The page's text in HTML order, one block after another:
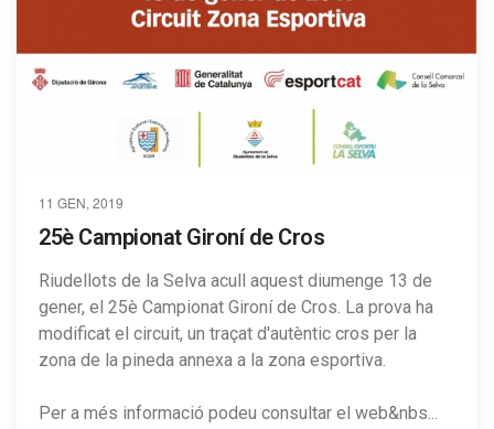
11 GEN, 2019
25è Campionat Gironí de Cros
Riudellots de la Selva acull aquest diumenge 13 de
gener, el 25è Campionat Gironí de Cros. La prova ha
modificat el circuit, un traçat d'autèntic cros per la
zona de la pineda annexa a la zona esportiva.
Per a més informació podeu consultar el web&nbs...